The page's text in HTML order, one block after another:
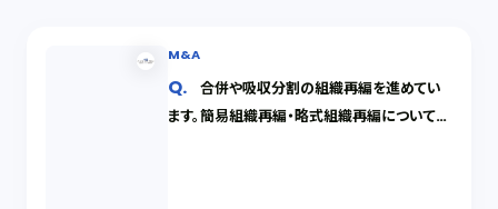
M&A
合併や吸収分割の組織再編を進めてい
ます。簡易組織再編・略式組織再編について教